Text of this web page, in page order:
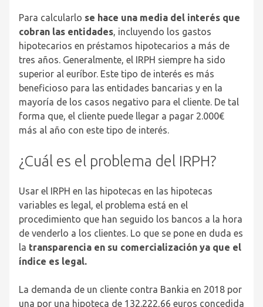
Para calcularlo se hace una media del interés que
cobran las entidades, incluyendo los gastos
hipotecarios en préstamos hipotecarios a más de
tres años. Generalmente, el IRPH siempre ha sido
superior al euríbor. Este tipo de interés es más
beneficioso para las entidades bancarias y en la
mayoría de los casos negativo para el cliente. De tal
forma que, el cliente puede llegar a pagar 2.000€
más al año con este tipo de interés.
¿Cuál es el problema del IRPH?
Usar el IRPH en las hipotecas en las hipotecas
variables es legal, el problema está en el
procedimiento que han seguido los bancos a la hora
de venderlo a los clientes. Lo que se pone en duda es
la transparencia en su comercialización ya que el
índice es legal.
La demanda de un cliente contra Bankia en 2018 por
una por una hipoteca de 132.222,66 euros concedida